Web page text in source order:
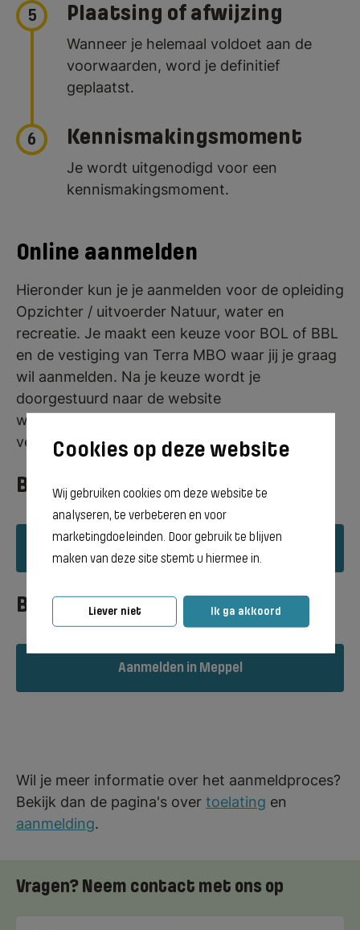
Wij gebruiken cookies om deze website te
analyseren, te verbeteren en voor
marketingdoeleinden. Door gebruik te blijven
maken van deze site stemt u hiermee in.
Liever niet Ik ga akkoord
5 Plaatsing of afwijzing
Wanneer je helemaal voldoet aan de
voorwaarden, word je definitief
geplaatst.
6 Kennismakingsmoment
Je wordt uitgenodigd voor een
kennismakingsmoment.
Online aanmelden
Hieronder kun je je aanmelden voor de opleiding
Opzichter / uitvoerder Natuur, water en
recreatie. Je maakt een keuze voor BOL of BBL
en de vestiging van Terra MBO waar jij je graag
wil aanmelden. Na je keuze wordt je
doorgestuurd naar de website
www.inschrijvenmbo.nl waar de aanmelding
verder gaat.
BOL (school & stage)
Aanmelden in Meppel
BBL (werken & leren)
Aanmelden in Meppel
Wil je meer informatie over het aanmeldproces?
Bekijk dan de pagina's over toelating en
aanmelding.
Vragen? Neem contact met ons op